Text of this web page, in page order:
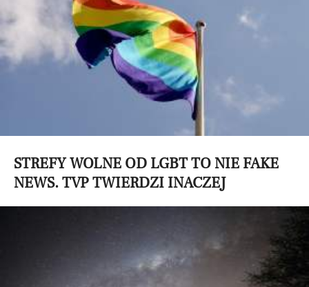
STREFY WOLNE OD LGBT TO NIE FAKE
NEWS. TVP TWIERDZI INACZEJ